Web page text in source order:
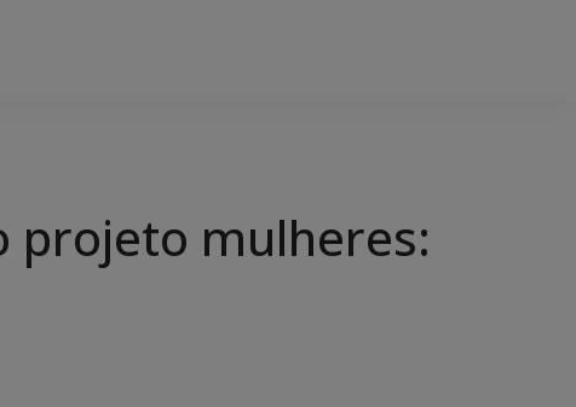
projeto mulheres: